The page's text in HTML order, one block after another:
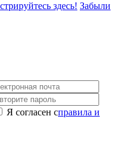
здесь! Забыли
Я согласен справила и